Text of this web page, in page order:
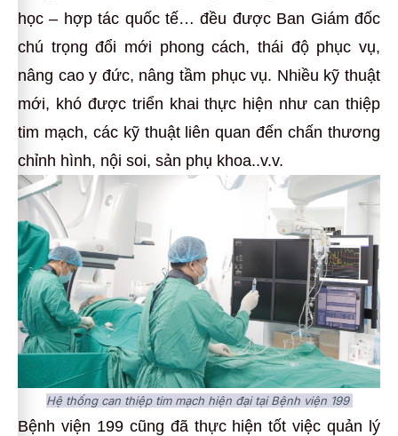
học – hợp tác quốc tế… đều được Ban Giám đốc
chú trọng đổi mới phong cách, thái độ phục vụ,
nâng cao y đức, nâng tầm phục vụ. Nhiều kỹ thuật
mới, khó được triển khai thực hiện như can thiệp
tim mạch, các kỹ thuật liên quan đến chấn thương
chỉnh hình, nội soi, sản phụ khoa..v.v.
Hệ thống can thiệp tim mạch hiện đại tại Bệnh viện 199
Bệnh viện 199 cũng đã thực hiện tốt việc quản lý